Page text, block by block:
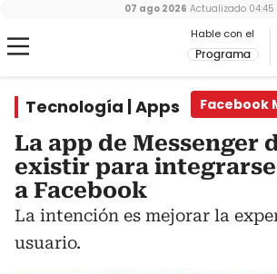
Hable con el
Programa
07 ago 2026 Actualizado 04:45
Tecnología | Apps Facebook
La app de Messenger
existir para
a Facebook
La intención es mejorar la
usuario.